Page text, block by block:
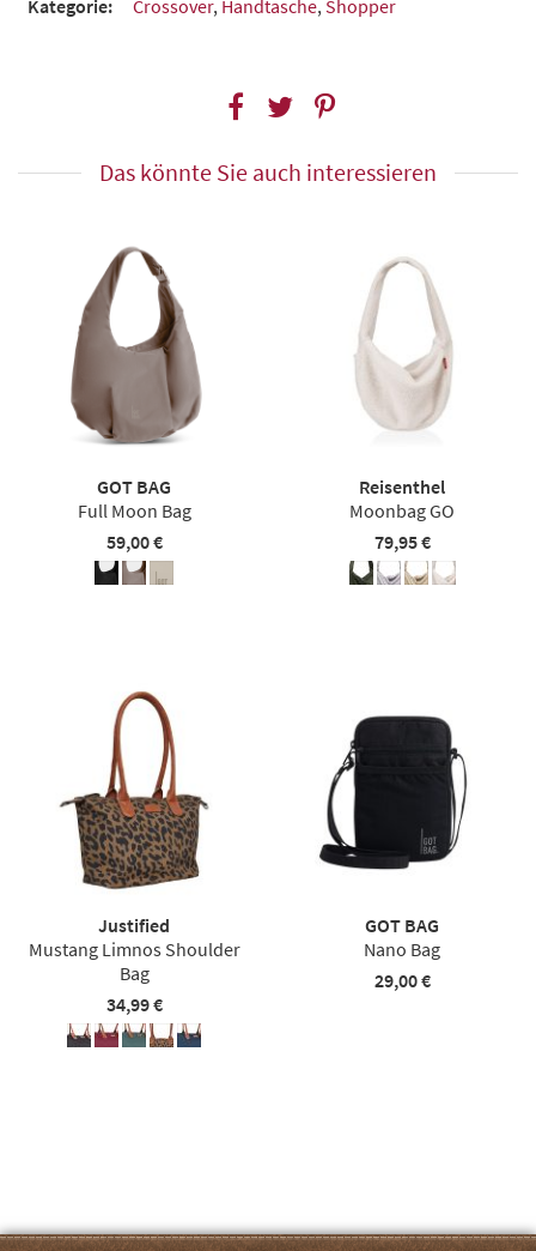
Kategorie: Crossover, Handtasche,Shopper
Das könnte Sie auch interessieren
GOT BAG
Full Moon Bag
59,00 €
Reisenthel
Moonbag GO
79,95 €
Justified
Mustang Limnos Shoulder
Bag
34,99 €
GOT BAG
Nano Bag
29,00 €